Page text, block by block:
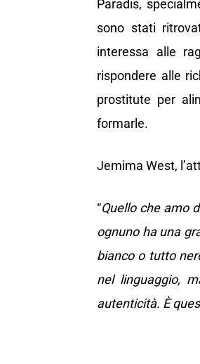
Paradis,
sono stati
interessa alle
rispondere alle
prostitute per
formarle.
Jemima West,
“Quello che amo
ognuno ha una
bianco o tutto
nel linguaggio,
autenticità. È